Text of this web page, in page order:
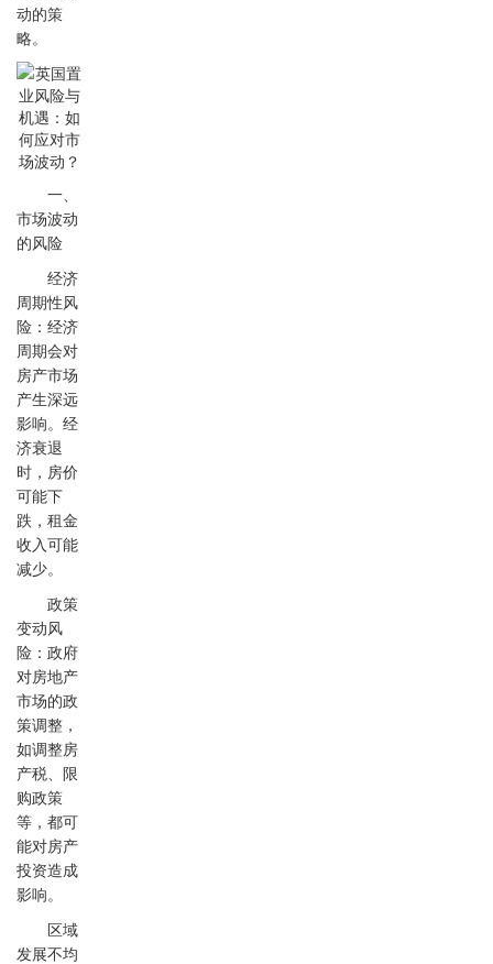
动的策
略。
一、
市场波动
的风险
经济
周期性风
险：经济
周期会对
房产市场
产生深远
影响。经
济衰退
时，房价
可能下
跌，租金
收入可能
减少。
政策
变动风
险：政府
对房地产
市场的政
策调整，
如调整房
产税、限
购政策
等，都可
能对房产
投资造成
影响。
区域
发展不均